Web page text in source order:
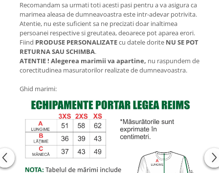
Recomandam sa urmati toti acesti pasi pentru a va asigura ca
marimea aleasa de dumneavoastra este intr-adevar potrivita.
Atentie, nu este suficient sa ne precizati doar inaltimea
persoanei respective si greutatea, deoarece pot aparea erori.
Fiind PRODUSE PERSONALIZATEcu datele dorite NU SE POT
RETURNA SAU SCHIMBA.
ATENTIE ! Alegerea marimii va apartine, nu raspundem de
corectitudinea masuratorilor realizate de dumneavoastra.
Ghid marimi: